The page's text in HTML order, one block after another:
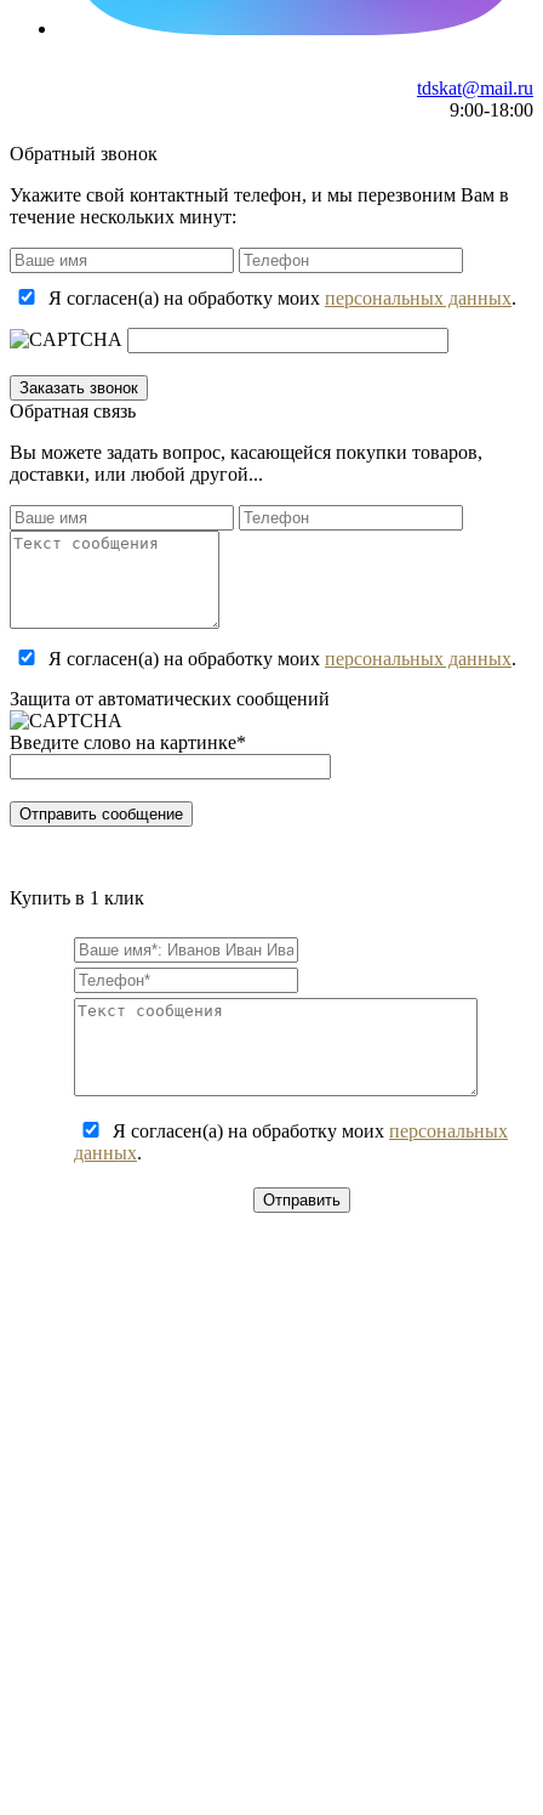
tdskat@mail.ru
9:00-18:00
Обратный звонок
Укажите свой контактный телефон, и мы перезвоним Вам в
течение нескольких минут:
Я согласен(а) на обработку моих персональных данных.
Обратная связь
Вы можете задать вопрос, касающейся покупки товаров,
доставки, или любой другой...
Я согласен(а) на обработку моих персональных данных.
Защита от автоматических сообщений
Введите слово на картинке*
Купить в 1 клик
Я согласен(а) на обработку моих персональных
данных.